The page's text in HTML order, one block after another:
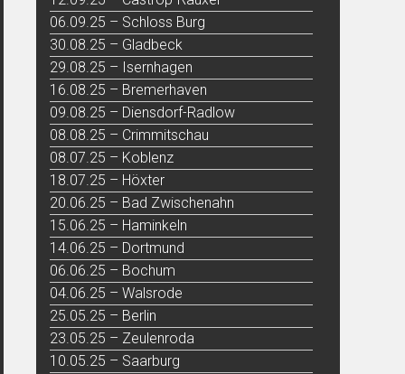
06.09.25 – Schloss Burg
30.08.25 – Gladbeck
29.08.25 – Isernhagen
16.08.25 – Bremerhaven
09.08.25 – Diensdorf-Radlow
08.08.25 – Crimmitschau
08.07.25 – Koblenz
18.07.25 – Höxter
20.06.25 – Bad Zwischenahn
15.06.25 – Haminkeln
14.06.25 – Dortmund
06.06.25 – Bochum
04.06.25 – Walsrode
25.05.25 – Berlin
23.05.25 – Zeulenroda
10.05.25 – Saarburg